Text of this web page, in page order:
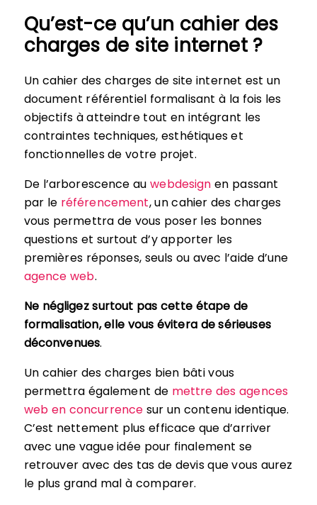
Qu’est-ce qu’un cahier des
charges de site internet ?
Un cahier des charges de site internet est un
document référentiel formalisant à la fois les
objectifs à atteindre tout en intégrant les
contraintes techniques, esthétiques et
fonctionnelles de votre projet.
De l’arborescence auwebdesign en passant
par le référencement, un cahier des charges
vous permettra de vous poser les bonnes
questions et surtout d’y apporter les
premières réponses, seuls ou avec l’aide d’une
agence web.
Ne négligez surtout pas cette étape de
formalisation, elle vous évitera de sérieuses
déconvenues.
Un cahier des charges bien bâti vous
permettra également de mettre des agences
web en concurrence sur un contenu identique.
C’est nettement plus efficace que d’arriver
avec une vague idée pour finalement se
retrouver avec des tas de devis que vous aurez
le plus grand mal à comparer.